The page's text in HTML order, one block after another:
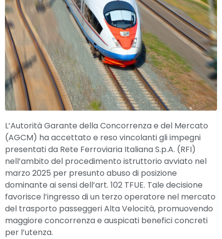
L’Autorità Garante della Concorrenza e del Mercato
(AGCM) ha accettato e reso vincolanti gli impegni
presentati da Rete Ferroviaria Italiana S.p.A. (RFI)
nell’ambito del procedimento istruttorio avviato nel
marzo 2025 per presunto abuso di posizione
dominante ai sensi dell’art. 102 TFUE. Tale decisione
favorisce l’ingresso di un terzo operatore nel mercato
del trasporto passeggeri Alta Velocità, promuovendo
maggiore concorrenza e auspicati benefici concreti
per l’utenza.